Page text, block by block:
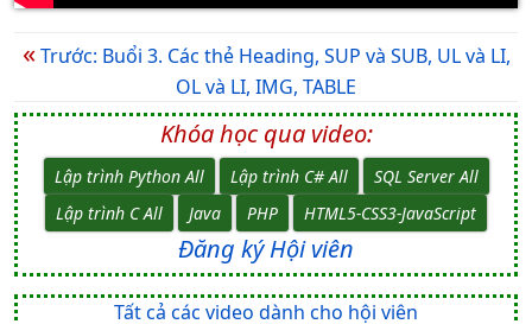
«Trước: Buổi 3. Các thẻ Heading, SUP và SUB, UL và LI,
OL và LI, IMG, TABLE
Khóa học qua video:
Lập trình Python All Lập trình C# All
SQL Server All
Lập trình C All
Java PHP HTML5-CSS3-JavaScript
Đăng ký Hội viên
Tất cả các video dành cho hội viên